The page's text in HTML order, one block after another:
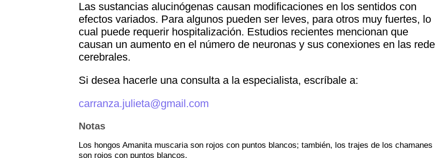
Las sustancias alucinógenas causan modificaciones en los sentidos con
efectos variados. Para algunos pueden ser leves, para otros muy fuertes, lo
cual puede requerir hospitalización. Estudios recientes mencionan que
causan un aumento en el número de neuronas y sus conexiones en las
cerebrales.
Si desea hacerle una consulta a la especialista, escríbale a:
carranza.julieta@gmail.com
Notas
Los hongos Amanita muscaria son rojos con puntos blancos; también, los trajes de los chamanes
son rojos con puntos blancos.